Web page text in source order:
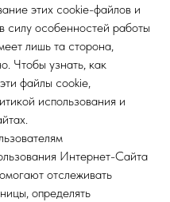
этих cookie-файлов и
силу особенностей работы
лишь та сторона,
Чтобы узнать, как
файлы cookie,
использования и
Интернет-Сайта
отслеживать
определять